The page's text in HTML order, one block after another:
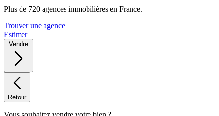
Plus de 720 agences immobilières en France.
Trouver une agence
Estimer
Vendre
Retour
Vous souhaitez vendre votre bien ?